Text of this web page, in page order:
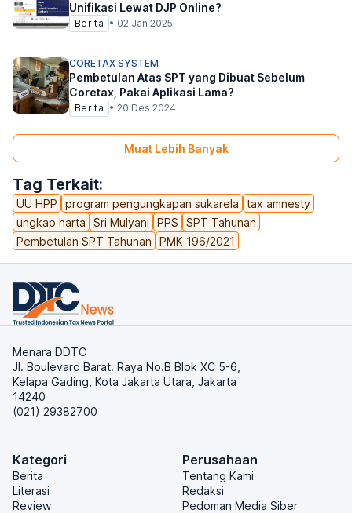
Tag Terkait:
UU HPP program pengungkapan sukarela
tax amnesty
ungkap harta
Sri Mulyani PPS
SPT Tahunan
Pembetulan SPT Tahunan
PMK 196/2021
Unifikasi Lewat DJP Online?
Berita • 02 Jan 2025
CORETAX SYSTEM
Pembetulan Atas SPT yang Dibuat Sebelum
Coretax, Pakai Aplikasi Lama?
Berita • 20 Des 2024
Muat Lebih Banyak
Menara DDTC
Jl. Boulevard Barat. Raya No.B Blok XC 5-6,
Kelapa Gading, Kota Jakarta Utara, Jakarta
14240
(021) 29382700
Kategori
Berita
Literasi
Review
Perusahaan
Tentang Kami
Redaksi
Pedoman Media Siber